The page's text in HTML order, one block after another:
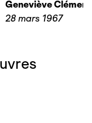
Geneviève Clément
28 mars 1967